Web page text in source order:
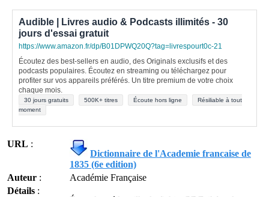
Audible | Livres audio & Podcasts illimités - 30
jours d'essai gratuit
https://www.amazon.fr/dp/B01DPWQ20Q?tag=livrespourt0c-21
Écoutez des best-sellers en audio, des Originals exclusifs et des
podcasts populaires. Écoutez en streaming ou téléchargez pour
profiter sur vos appareils préférés. Un titre premium de votre choix
chaque mois.
30 jours gratuits 500K+ titres Écoute hors ligne
Résiliable à tout
moment
URL :
Dictionnaire de l'Academie francaise de
1835 (6e edition)
Auteur :
Académie Française
Détails :